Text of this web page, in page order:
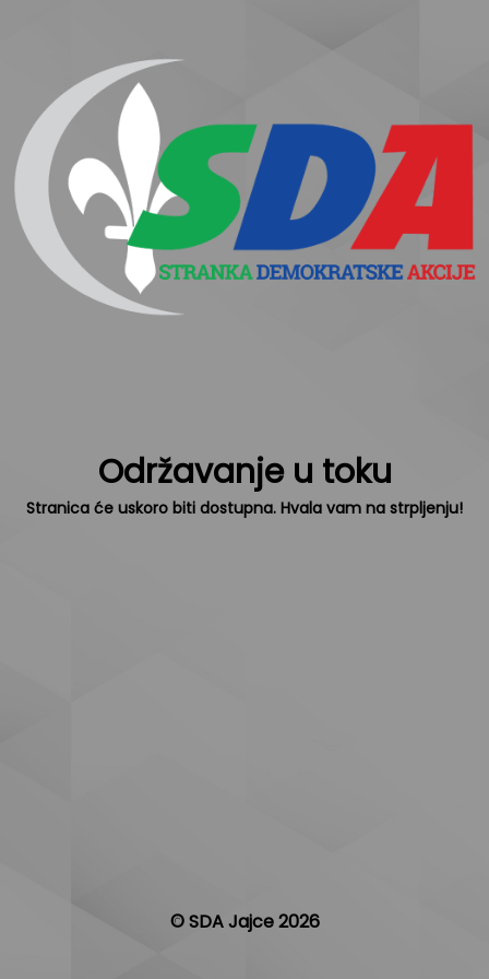
Održavanje u toku
Stranica će uskoro biti dostupna. Hvala vam na strpljenju!
© SDA Jajce 2026